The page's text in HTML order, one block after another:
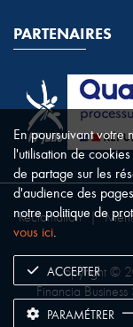
PARTENAIRES
Copyright ©
Financia
Réclamation |
En poursuivant votre
l'utilisation de
de partage sur les
d'audience des
notre politique de
vous ici.
ACCEPTER
PARAMÉTRER